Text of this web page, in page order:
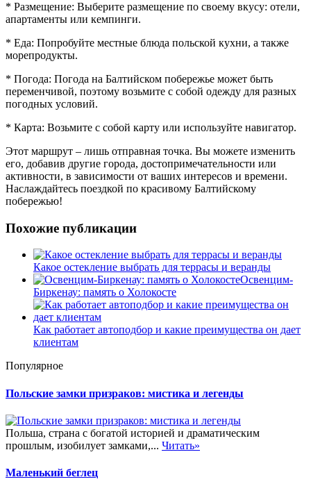
* Размещение: Выберите размещение по своему вкусу: отели,
апартаменты или кемпинги.
* Еда: Попробуйте местные блюда польской кухни, а также
морепродукты.
* Погода: Погода на Балтийском побережье может быть
переменчивой, поэтому возьмите с собой одежду для разных
погодных условий.
* Карта: Возьмите с собой карту или используйте навигатор.
Этот маршрут – лишь отправная точка. Вы можете изменить
его, добавив другие города, достопримечательности или
активности, в зависимости от ваших интересов и времени.
Наслаждайтесь поездкой по красивому Балтийскому
побережью!
Похожие публикации
Какое остекление выбрать для террасы и веранды
Освенцим-
Биркенау: память о Холокосте
Как работает автоподбор и какие преимущества он дает
клиентам
Популярное
Польские замки призраков: мистика и легенды
Польша, страна с богатой историей и драматическим
прошлым, изобилует замками,... Читать»
Маленький беглец